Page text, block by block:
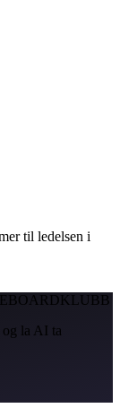
til ledelsen i
la AI ta